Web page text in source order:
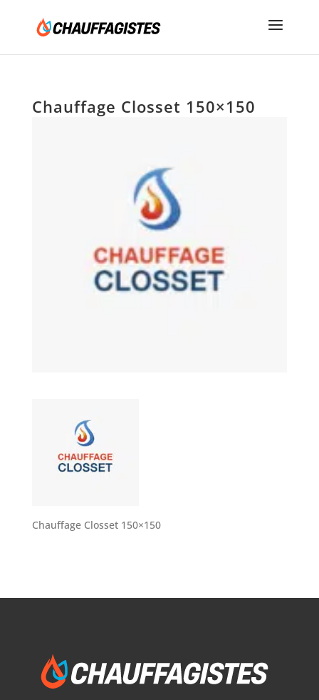
Chauffage Closset 150×150
Chauffage Closset 150×150